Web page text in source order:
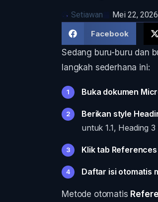
Setiawan Mei 22, 2026
Facebook
Sedang buru-buru dan
langkah sederhana ini:
Buka dokumen
Berikan style
untuk 1.1, Heading 3
Klik tab References
Daftar isi otomatis
Metode otomatis